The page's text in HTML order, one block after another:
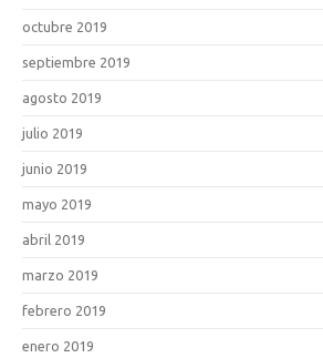
octubre 2019
septiembre 2019
agosto 2019
julio 2019
junio 2019
mayo 2019
abril 2019
marzo 2019
febrero 2019
enero 2019